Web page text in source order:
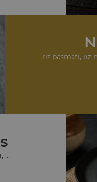
riz basmati, riz
...